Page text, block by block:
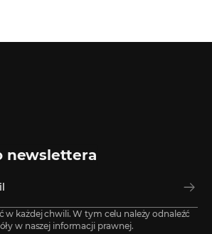
newslettera
w każdej chwili. W tym celu należy odnaleźć
w naszej informacji prawnej.